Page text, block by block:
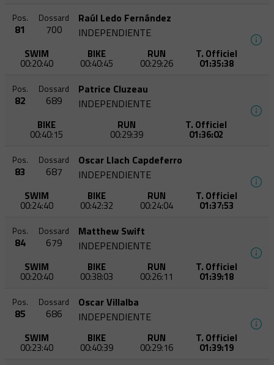
Pos.
81
Dossard
700
Raúl Ledo Fernández
INDEPENDIENTE
SWIM
00:20:40
BIKE
00:40:45
RUN
00:29:26
T. Officiel
01:35:38
Pos.
82
Dossard
689
Patrice Cluzeau
INDEPENDIENTE
BIKE
00:40:15
RUN
00:29:39
T. Officiel
01:36:02
Pos.
83
Dossard
687
Oscar Llach Capdeferro
INDEPENDIENTE
SWIM
00:24:40
BIKE
00:42:32
RUN
00:24:04
T. Officiel
01:37:53
Pos.
84
Dossard
679
Matthew Swift
INDEPENDIENTE
SWIM
00:20:40
BIKE
00:38:03
RUN
00:26:11
T. Officiel
01:39:18
Pos.
85
Dossard
686
Oscar Villalba
INDEPENDIENTE
SWIM
00:23:40
BIKE
00:40:39
RUN
00:29:16
T. Officiel
01:39:19